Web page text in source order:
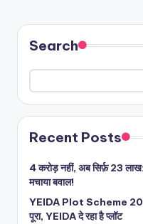
Search
Recent Posts
4 करोड़ नहीं, अब सिर्फ़ 23 लाख:
मचाया बवाल!
YEIDA Plot Scheme 2024:
पूरा, YEIDA दे रहा है प्लॉट